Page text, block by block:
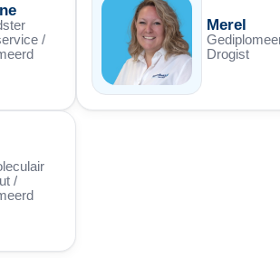
/
Merel
Drogist
/